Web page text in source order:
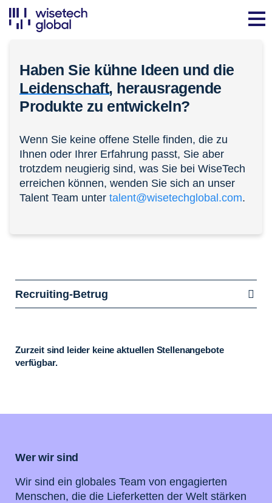
Haben Sie kühne Ideen und die
Leidenschaft, herausragende
Produkte zu entwickeln?
Wenn Sie keine offene Stelle finden, die zu
Ihnen oder Ihrer Erfahrung passt, Sie aber
trotzdem neugierig sind, was Sie bei WiseTech
erreichen können, wenden Sie sich an unser
Talent Team unter talent@wisetechglobal.com.
Recruiting-Betrug
Zurzeit sind leider keine aktuellen Stellenangebote
verfügbar.
Wer wir sind
Wir sind ein globales Team von engagierten
Menschen, die die Lieferketten der Welt stärken